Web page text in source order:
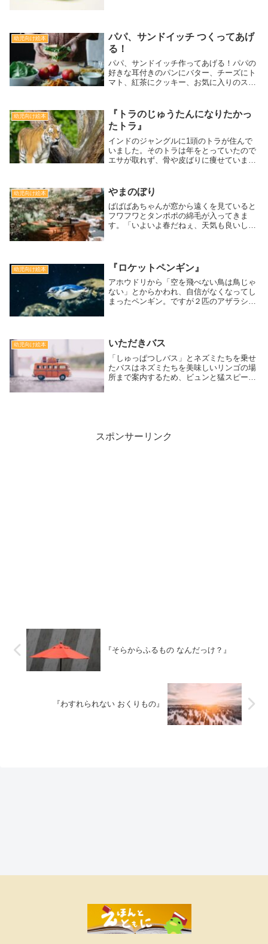
幼児向け絵本
パパ、サンドイッチ つくってあげ
る！
パパ、サンドイッチ作ってあげる！パパの
好きな耳付きのパンにバター、チーズにト
マト、紅茶にクッキー、お気に入りのスリ
詰め込んだサンドイッチを作る、クスりと
笑える絵本です。
幼児向け絵本
『トラのじゅうたんになりたかっ
たトラ』
インドのジャングルに1頭のトラが住んで
いました。そのトラは年をとっていたので
エサが取れず、骨や皮ばりに痩せていまし
ているのを眺め、「おれも仲間に入りたい
な」としみじみと感じていました。そんな
ある日、宮殿の召使いが庭でトラの毛皮の
絨毯を干しているのを見つけます。そして
召使いが目を離したすきにトラはトラの毛
幼児向け絵本 やまのぼり
ばばばあちゃんが窓から遠くを見ていると
フワフワとタンポポの綿毛が入ってきま
す。「いよいよ春だねぇ、天気も良いし山
クに詰め込んで準備万端！でも誘った森の
仲間たちが集まってみると、みんなが持っ
てきた楽しそうなものが余りにたくさんあ
りすぎて、全てを持って山登りへ行くのは
難しそうです。みんなが悩んでいると、ば
幼児向け絵本 『ロケットペンギン』
アホウドリから「空を飛べない鳥は鳥じゃ
ない」とからかわれ、自信がなくなってし
まったペンギン。ですが２匹のアザラシ兄
幼児向け絵本 いただきバス
「しゅっぱつしバス」とネズミたちを乗せ
たバスはネズミたちを美味しいリンゴの場
所まで案内するため、ビュンと猛スピード
体どうするつもりなのでしょうか？遠足に
ピッタリのちょっぴり不思議な喋るバスの
スポンサーリンク
『そらからふるもの なんだっけ？』
『わすれられない おくりもの』